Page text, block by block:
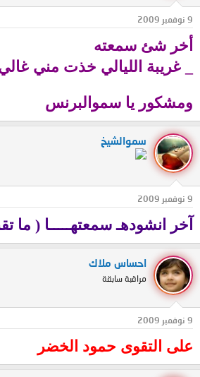
9 نوفمبر 2009
أخر شئ سمعته
_ غريبة الليالي خذت مني
ومشكور يا سموالبرنس
سموالشيخ
9 نوفمبر 2009
آخر انشودهـ سمعتهـــــا ( ما
احساس ملاك
مراقبة سابقة
9 نوفمبر 2009
على التقوى حمود الخضر